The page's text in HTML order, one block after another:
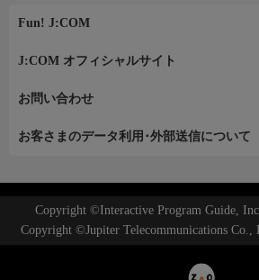
Fun! J:COM
J:COM オフィシャルサイト
お問い合わせ
お客さまのデータ利用･外部送信について
Copyright ©Interactive Program Guide,
Copyright ©Jupiter Telecommunications Co.,